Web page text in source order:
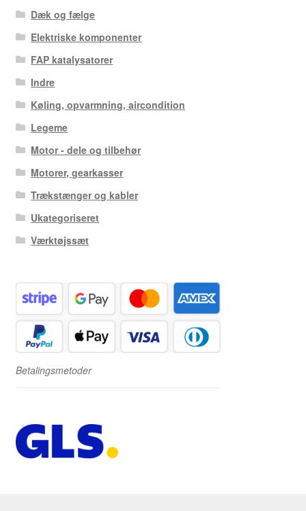
Dæk og fælge
Elektriske komponenter
FAP katalysatorer
Indre
Køling, opvarmning, aircondition
Legeme
Motor - dele og tilbehør
Motorer, gearkasser
Trækstænger og kabler
Ukategoriseret
Værktøjssæt
Betalingsmetoder